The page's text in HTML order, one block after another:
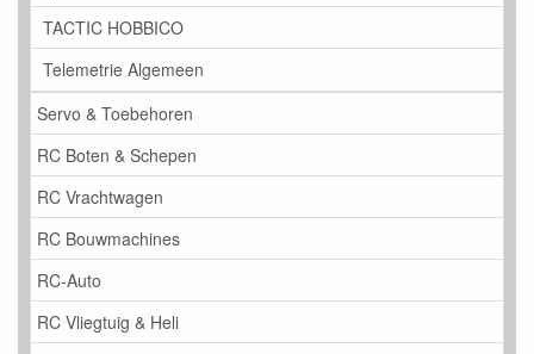
TACTIC HOBBICO
Telemetrie Algemeen
Servo & Toebehoren
RC Boten & Schepen
RC Vrachtwagen
RC Bouwmachines
RC-Auto
RC Vliegtuig & Heli